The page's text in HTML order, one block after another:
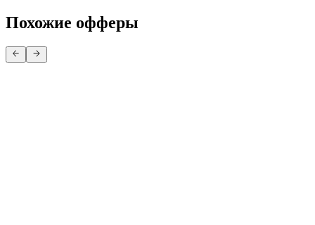
Похожие офферы